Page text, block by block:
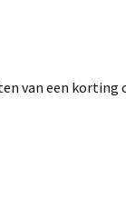
van een korting